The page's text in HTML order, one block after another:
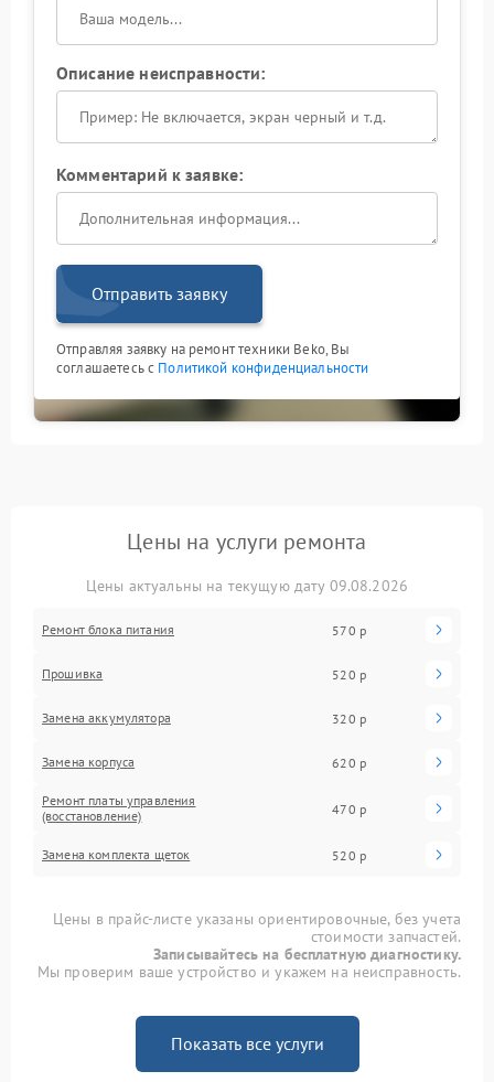
Описание неисправности:
Комментарий к заявке:
Отправить заявку
Отправляя заявку на ремонт техники Beko, Вы
соглашаетесь с Политикой конфиденциальности
Цены на услуги ремонта
Цены актуальны на текущую дату 09.08.2026
Ремонт блока питания 570 р
Прошивка 520 р
Замена аккумулятора 320 р
Замена корпуса 620 р
Ремонт платы управления
(восстановление)
470 р
Замена комплекта щеток 520 р
Цены в прайс-листе указаны ориентировочные, без учета
стоимости запчастей.
Записывайтесь на бесплатную диагностику.
Мы проверим ваше устройство и укажем на неисправность.
Показать все услуги